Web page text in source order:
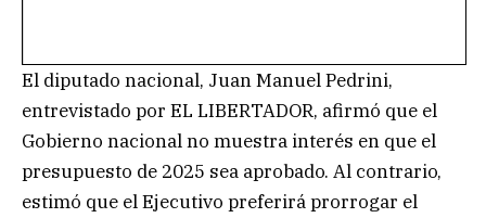
El diputado nacional, Juan Manuel Pedrini,
entrevistado por EL LIBERTADOR, afirmó que el
Gobierno nacional no muestra interés en que el
presupuesto de 2025 sea aprobado. Al contrario,
estimó que el Ejecutivo preferirá prorrogar el